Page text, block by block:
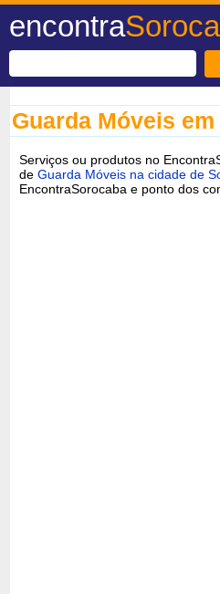
encontra
Guarda Móveis
Serviços ou produtos no
deGuarda Móveis na cidade de
EncontraSorocaba e ponto dos